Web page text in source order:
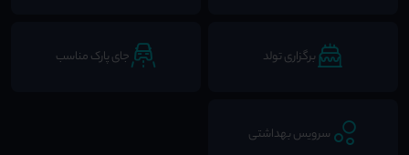
برگزاری تولد جای پارک مناسب
سرویس بهداشتی